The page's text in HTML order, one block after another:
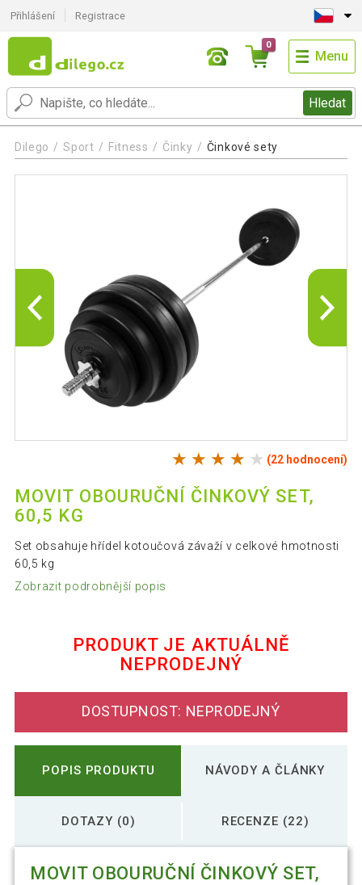
Přihlášení Registrace
Hledat
0
Menu
Dilego Sport Fitness Činky Činkové sety
(22 hodnocení)
MOVIT OBOURUČNÍ ČINKOVÝ SET,
60,5 KG
Set obsahuje hřídel kotoučová závaží v celkové hmotnosti
60,5 kg
Zobrazit podrobnější popis
PRODUKT JE AKTUÁLNĚ
NEPRODEJNÝ
DOSTUPNOST: NEPRODEJNÝ
POPIS PRODUKTU NÁVODY A ČLÁNKY
DOTAZY (0) RECENZE (22)
MOVIT OBOURUČNÍ ČINKOVÝ SET,